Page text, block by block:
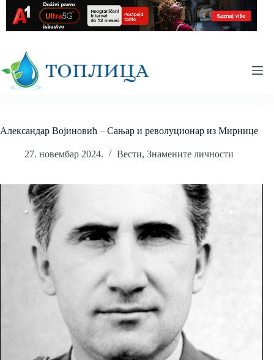
content
Александар Војиновић – Сањар и револуционар из Мирнице
27. новембар 2024. Вести, Знамените личности